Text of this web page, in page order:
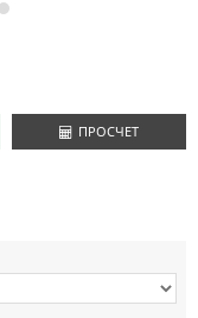
5
ПРОСЧЕТ